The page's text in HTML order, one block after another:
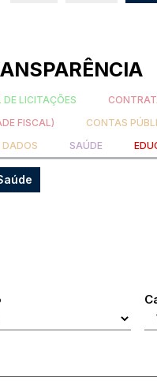
DE LICITAÇÕES
FISCAL)
CONTAS
DADOS
SAÚDE